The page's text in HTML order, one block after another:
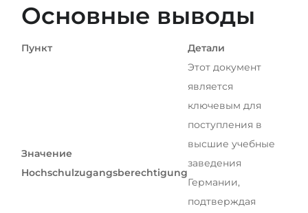
Основные выводы
Пункт Детали
Значение
Hochschulzugangsberechtigung
Этот документ
является
ключевым для
поступления в
высшие учебные
заведения
Германии,
подтверждая